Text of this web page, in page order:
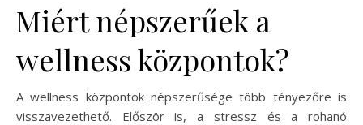
Miért népszerűek a
wellness központok?
A wellness központok népszerűsége több tényezőre is
visszavezethető. Először is, a stressz és a rohanó